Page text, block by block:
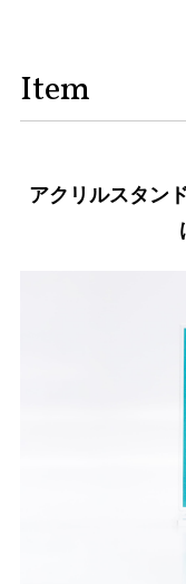
Item
アクリルスタン